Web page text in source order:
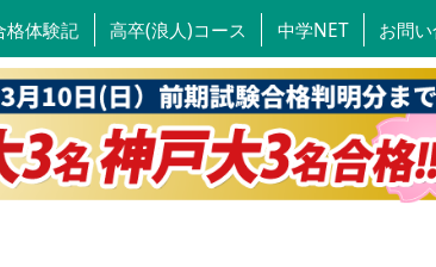
お問
中学NET
高卒(浪人)コース
格体験記